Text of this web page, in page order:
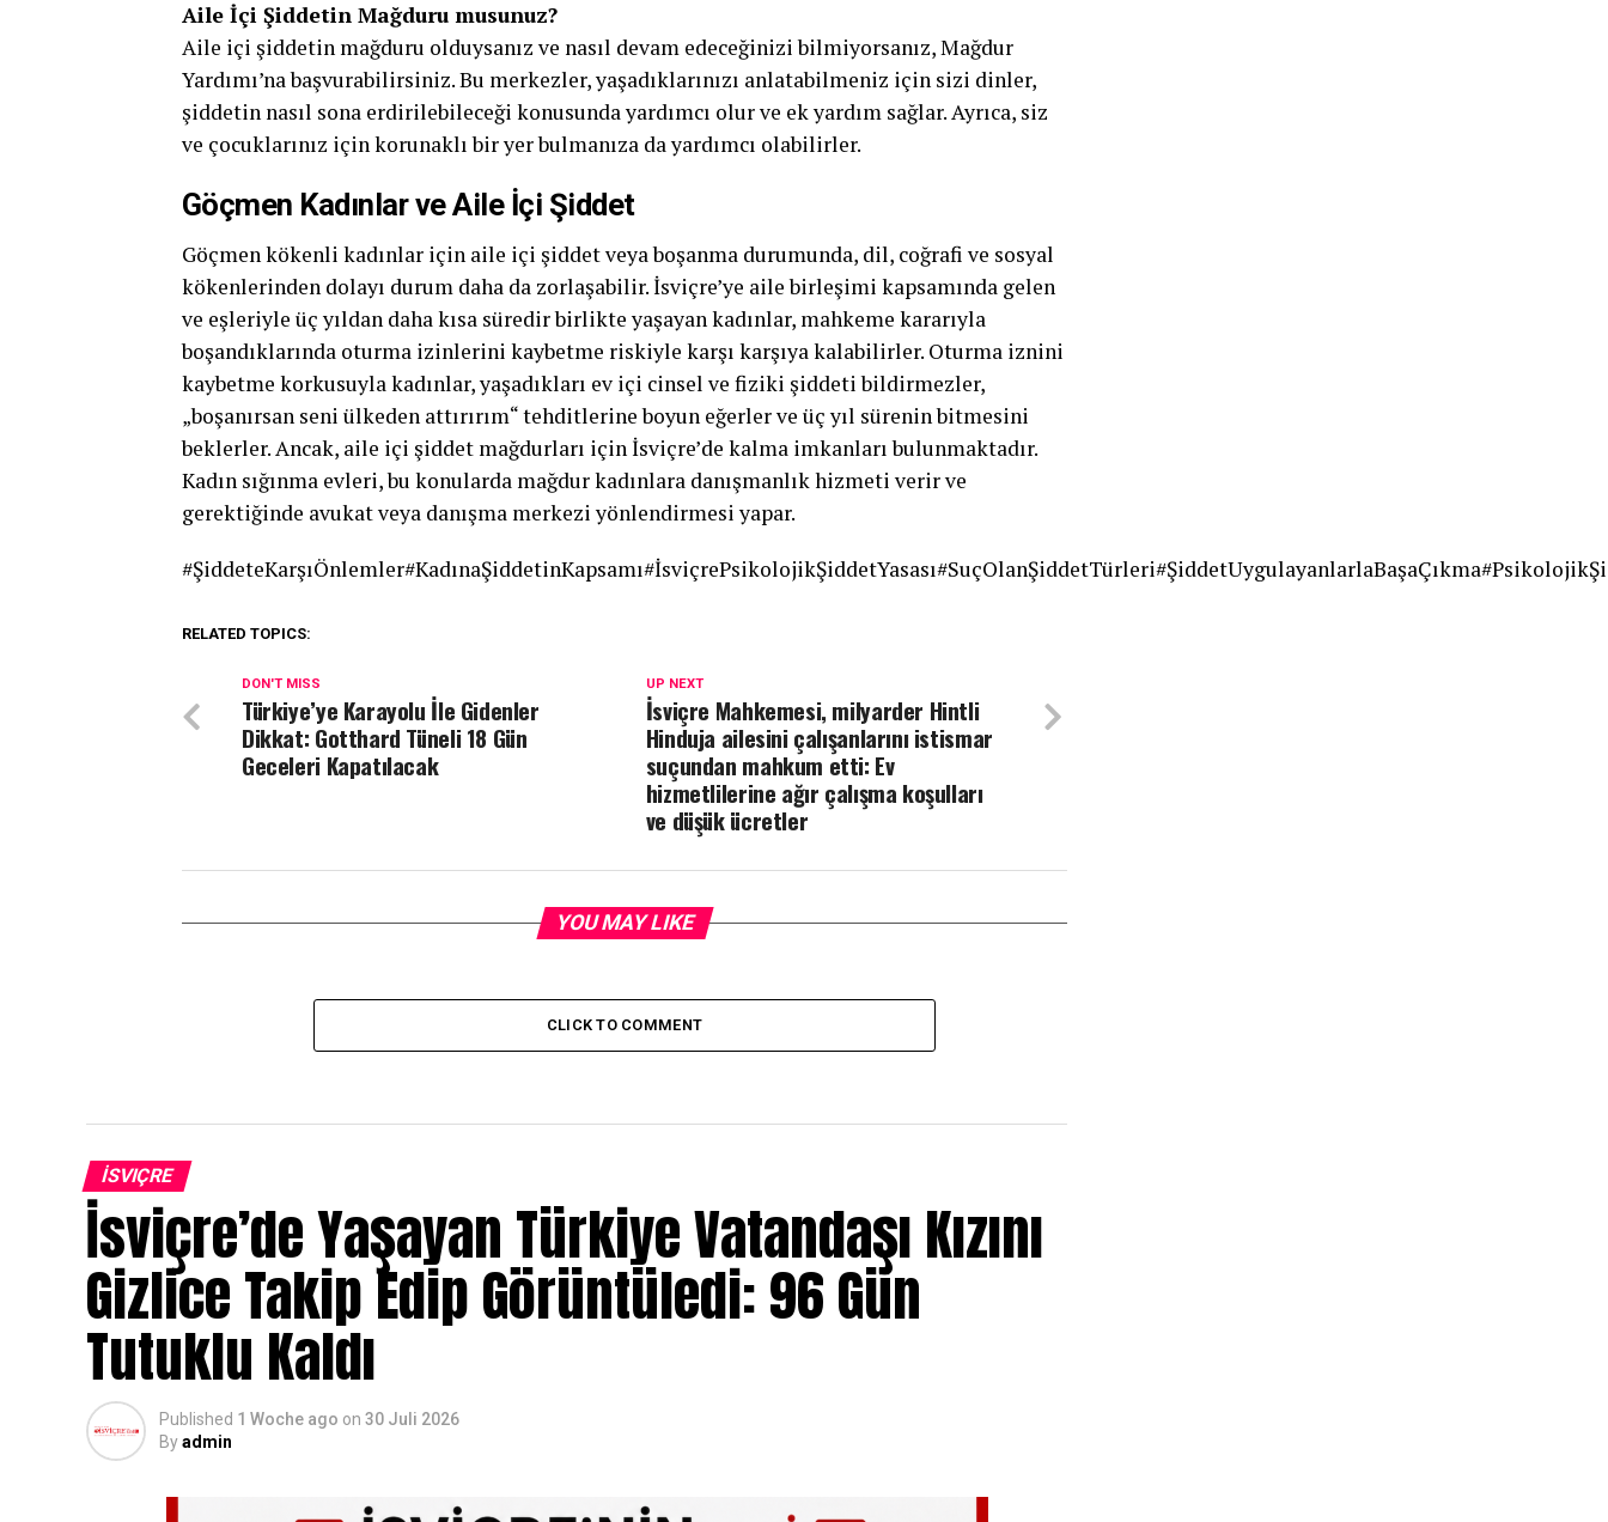
Aile İçi Şiddetin Mağduru musunuz?
Aile içi şiddetin mağduru olduysanız ve nasıl devam edeceğinizi bilmiyorsanız, Mağdur
Yardımı’na başvurabilirsiniz. Bu merkezler, yaşadıklarınızı anlatabilmeniz için sizi dinler,
şiddetin nasıl sona erdirilebileceği konusunda yardımcı olur ve ek yardım sağlar. Ayrıca, siz
ve çocuklarınız için korunaklı bir yer bulmanıza da yardımcı olabilirler.
Göçmen Kadınlar ve Aile İçi Şiddet
Göçmen kökenli kadınlar için aile içi şiddet veya boşanma durumunda, dil, coğrafi ve sosyal
kökenlerinden dolayı durum daha da zorlaşabilir. İsviçre’ye aile birleşimi kapsamında gelen
ve eşleriyle üç yıldan daha kısa süredir birlikte yaşayan kadınlar, mahkeme kararıyla
boşandıklarında oturma izinlerini kaybetme riskiyle karşı karşıya kalabilirler. Oturma iznini
kaybetme korkusuyla kadınlar, yaşadıkları ev içi cinsel ve fiziki şiddeti bildirmezler,
„boşanırsan seni ülkeden attırırım“ tehditlerine boyun eğerler ve üç yıl sürenin bitmesini
beklerler. Ancak, aile içi şiddet mağdurları için İsviçre’de kalma imkanları bulunmaktadır.
Kadın sığınma evleri, bu konularda mağdur kadınlara danışmanlık hizmeti verir ve
gerektiğinde avukat veya danışma merkezi yönlendirmesi yapar.
RELATED TOPICS:
UP NEXT
İsviçre Mahkemesi, milyarder Hintli
Hinduja ailesini çalışanlarını istismar
suçundan mahkum etti: Ev
hizmetlilerine ağır çalışma koşulları
ve düşük ücretler
DON'T MISS
Türkiye’ye Karayolu İle Gidenler
Dikkat: Gotthard Tüneli 18 Gün
Geceleri Kapatılacak
YOU MAY LIKE
CLICK TO COMMENT
İSVIÇRE
İsviçre’de Yaşayan Türkiye Vatandaşı Kızını
Gizlice Takip Edip Görüntüledi: 96 Gün
Tutuklu Kaldı
Published 1 Woche ago on 30 Juli 2026
Byadmin